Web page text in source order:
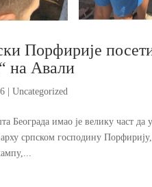
Порфирије
на Авали
|Uncategorized
Београда имао је велику част
српском господину